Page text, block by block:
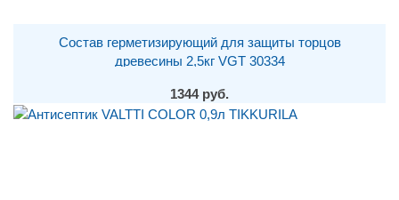
Состав герметизирующий для защиты торцов
древесины 2,5кг VGT 30334
1344 руб.